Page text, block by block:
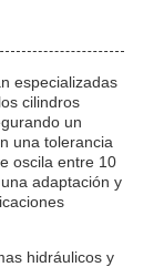
especializadas
cilindros
un
una tolerancia
oscila entre 10
adaptación y
hidráulicos y